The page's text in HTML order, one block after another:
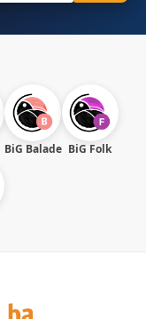
BiG Balade BiG Folk